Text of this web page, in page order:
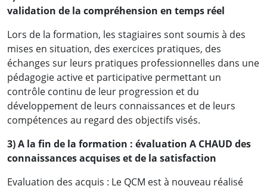
validation de la compréhension en temps réel
Lors de la formation, les stagiaires sont soumis à des
mises en situation, des exercices pratiques, des
échanges sur leurs pratiques professionnelles dans une
pédagogie active et participative permettant un
contrôle continu de leur progression et du
développement de leurs connaissances et de leurs
compétences au regard des objectifs visés.
3) A la fin de la formation : évaluation A CHAUD des
connaissances acquises et de la satisfaction
Evaluation des acquis : Le QCM est à nouveau réalisé